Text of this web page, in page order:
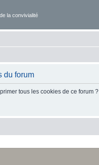
la convivialité
du forum
tous les cookies de ce forum ?